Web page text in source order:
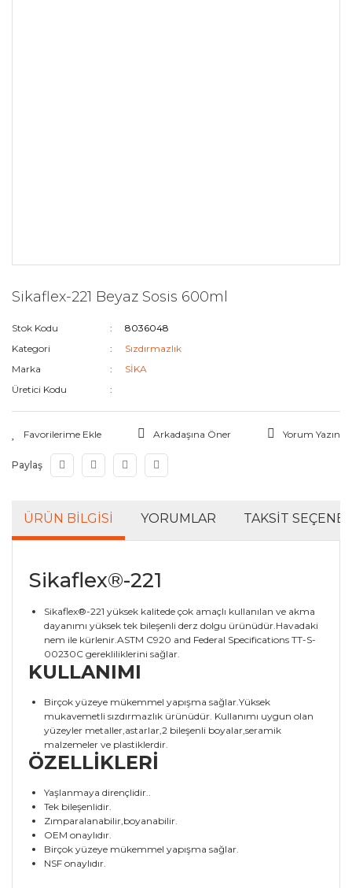
Sikaflex-221 Beyaz Sosis 600ml
Stok Kodu
8036048
Kategori
Sızdırmazlık
Marka
SİKA
Üretici Kodu
Arkadaşına Öner Yorum Yazın
Paylaş
ÜRÜN BILGISI YORUMLAR TAKSIT
Sikaflex®-221
Sikaflex®-221 yüksek kalitede çok amaçlı kullanılan ve akma
dayanımı yüksek tek bileşenli derz dolgu ürünüdür.Havadaki
nem ile kürlenir.ASTM C920 and Federal Specifications TT-S-
00230C gerekliliklerini sağlar.
KULLANIMI
Birçok yüzeye mükemmel yapışma sağlar.Yüksek
mukavemetli sızdırmazlık ürünüdür. Kullanımı uygun olan
yüzeyler metaller,astarlar,2 bileşenli boyalar,seramik
malzemeler ve plastiklerdir.
ÖZELLİKLERİ
Yaşlanmaya dirençlidir..
Tek bileşenlidir.
Zımparalanabilir,boyanabilir.
OEM onaylıdır.
Birçok yüzeye mükemmel yapışma sağlar.
NSF onaylıdır.